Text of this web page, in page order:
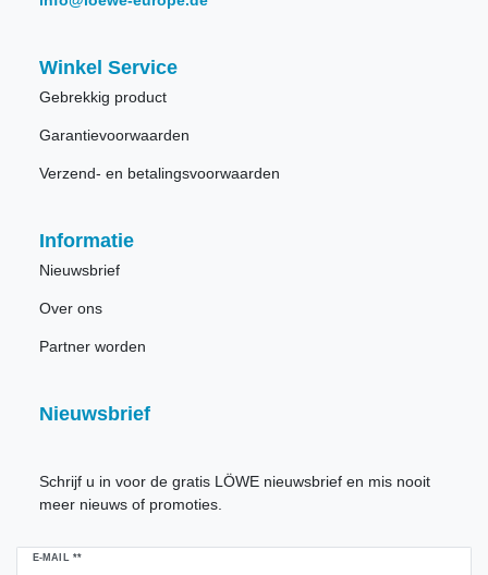
Winkel Service
Gebrekkig product
Garantievoorwaarden
Verzend- en betalingsvoorwaarden
Informatie
Nieuwsbrief
Over ons
Partner worden
Nieuwsbrief
Schrijf u in voor de gratis LÖWE nieuwsbrief en mis nooit
meer nieuws of promoties.
E-MAIL **
Ceres::Template.newsletterHoneypotLabel